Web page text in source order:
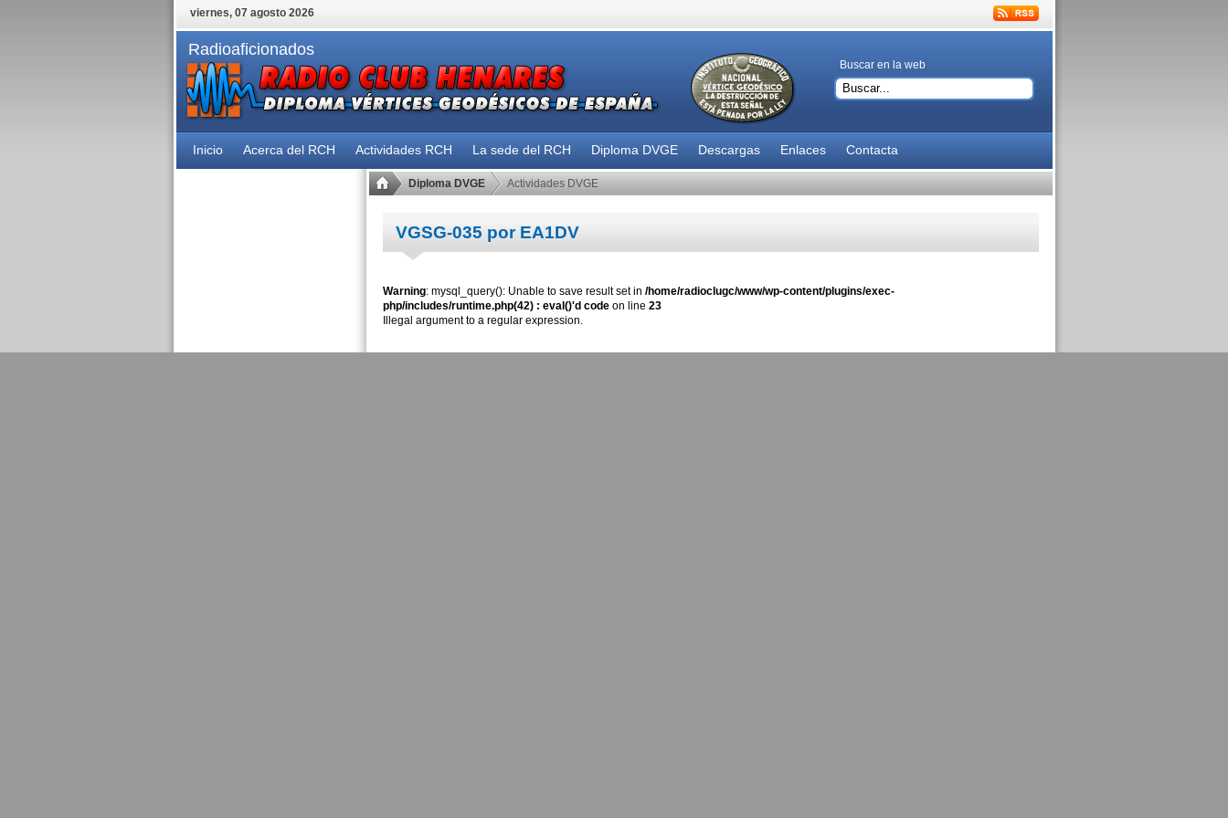
viernes, 07 agosto 2026
Radioaficionados
Buscar en la web
Inicio Acerca del RCH Actividades RCH La sede del RCH Diploma DVGE Descargas Enlaces Contacta
Diploma DVGE Actividades DVGE
VGSG-035 por EA1DV
Warning: mysql_query(): Unable to save result set in /home/radioclugc/www/wp-content/plugins/exec-
php/includes/runtime.php(42) : eval()'d codeon line 23
Illegal argument to a regular expression.